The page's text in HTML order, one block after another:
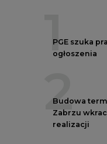
1
PGE szuka
ogłoszenia
2
Budowa
Zabrzu
realizacji